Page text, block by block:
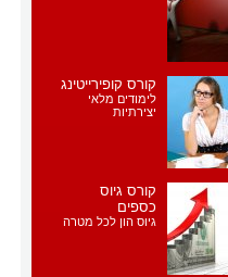
קורס קופירייטינג
לימודים מלאי
יצירתיות
קורס גיוס
כספים
גיוס הון לכל מטרה